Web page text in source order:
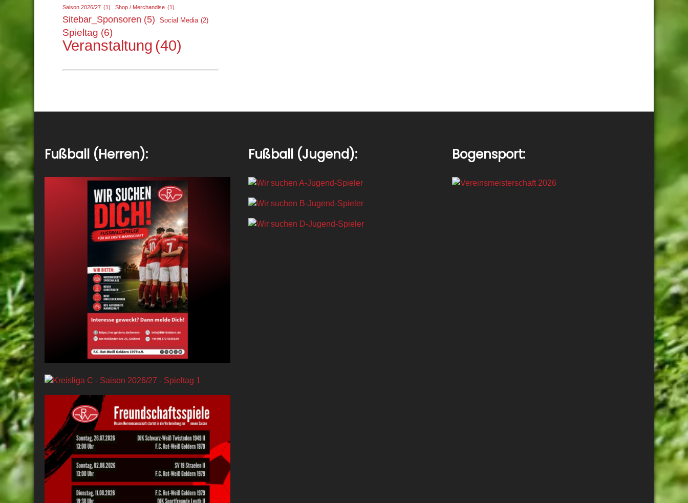
Saison 2026/27 (1) Shop / Merchandise (1)
Sitebar_Sponsoren (5) Social Media (2)
Spieltag (6)
Veranstaltung (40)
Fußball (Herren): Fußball (Jugend): Bogensport: